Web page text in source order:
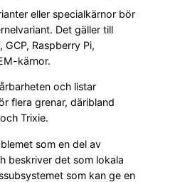
eller specialkärnor bör
Det gäller till
GCP, Raspberry Pi,
kärnor.
och listar
flera grenar, däribland
Trixie.
som en del av
beskriver det som lokala
som kan ge en